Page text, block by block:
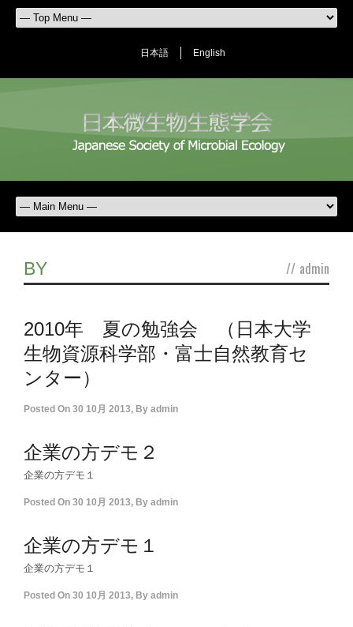
日本語 English
BY // admin
2010年 夏の勉強会 （日本大学
生物資源科学部・富士自然教育セ
ンター）
Posted On 30 10月 2013, By admin
企業の方デモ２
企業の方デモ１
Posted On 30 10月 2013, By admin
企業の方デモ１
企業の方デモ１
Posted On 30 10月 2013, By admin